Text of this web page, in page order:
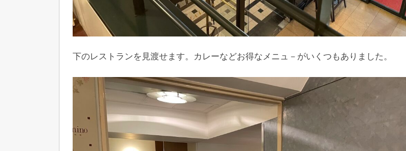
下のレストランを見渡せます。カレーなどお得なメニュ－がいくつもありました。